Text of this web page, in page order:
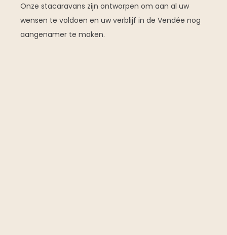
Onze stacaravans zijn ontworpen om aan al uw
wensen te voldoen en uw verblijf in de Vendée nog
aangenamer te maken.